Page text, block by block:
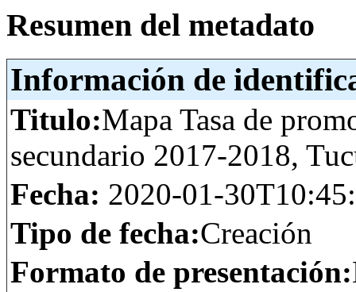
Resumen del metadato
Información de
Titulo:Mapa Tasa de
secundario 2017-2018,
Fecha: 2020-01-
Tipo de fecha:Creación
Formato de presentación: